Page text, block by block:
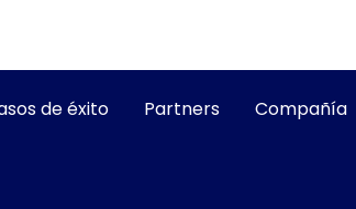
de éxito Partners Compañía